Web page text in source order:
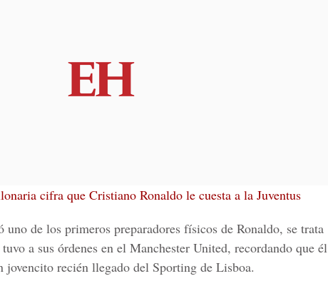
cifra que Cristiano Ronaldo le cuesta a la Juventus
de los primeros preparadores físicos de Ronaldo, se trata
a sus órdenes en el Manchester United, recordando que él
jovencito recién llegado del Sporting de Lisboa.